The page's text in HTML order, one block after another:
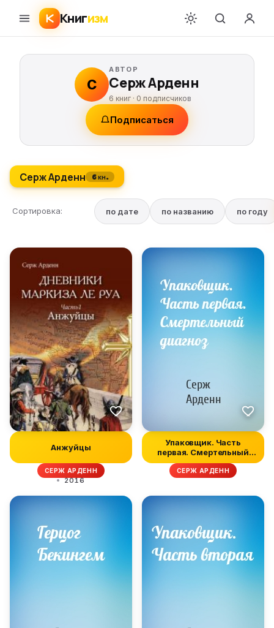
Книгизм
С
АВТОР
Серж Арденн
6 книг ·0 подписчиков
Подписаться
Серж Арденн 6 кн.
Сортировка: по дате по названию по году
Анжуйцы
СЕРЖ АРДЕНН
2016
Упаковщик. Часть
первая. Смертельный
диагноз
СЕРЖ АРДЕНН